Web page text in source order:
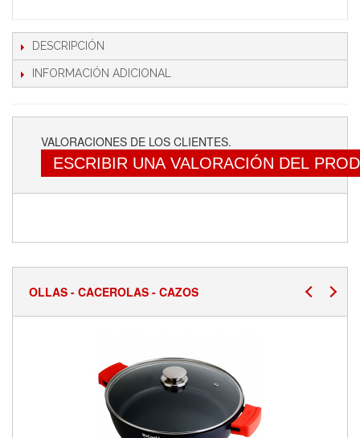
DESCRIPCIÓN
INFORMACIÓN ADICIONAL
VALORACIONES DE LOS CLIENTES.
ESCRIBIR UNA VALORACIÓN DEL
OLLAS - CACEROLAS - CAZOS